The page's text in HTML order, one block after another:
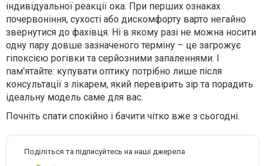
індивідуальної реакції ока. При перших ознаках
почервоніння, сухості або дискомфорту варто негайно
звернутися до фахівця. Ні в якому разі не можна носити
одну пару довше зазначеного терміну – це загрожує
гіпоксією рогівки та серйозними запаленнями. І
пам'ятайте: купувати оптику потрібно лише після
консультації з лікарем, який перевірить зір та порадить
ідеальну модель саме для вас.
Почніть спати спокійно і бачити чітко вже з сьогодні.
Поділіться та підписуйтесь на наші джерела